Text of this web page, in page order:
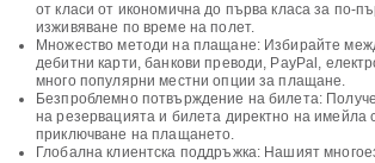
от класи от икономична до първа класа за по-
изживяване по време на полет.
Множество методи на плащане: Избирайте
дебитни карти, банкови преводи, PayPal,
много популярни местни опции за плащане.
Безпроблемно потвърждение на билета:
на резервацията и билета директно на имейла
приключване на плащането.
Глобална клиентска поддръжка: Нашият